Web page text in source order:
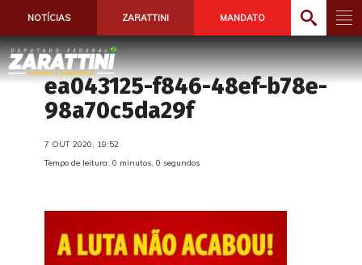
NOTÍCIAS ZARATTINI MANDATO
ea043125-f846-48ef-b78e-
98a70c5da29f
7 OUT 2020, 19:52
Tempo de leitura: 0 minutos, 0 segundos